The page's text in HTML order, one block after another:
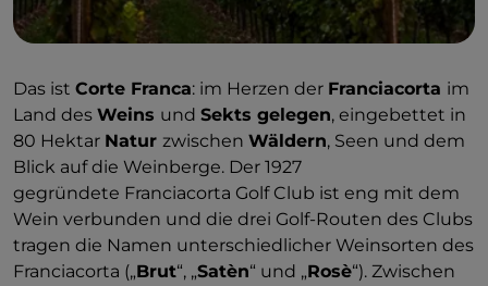
Das ist Corte Franca: im Herzen der Franciacorta im
Land des Weins und Sekts gelegen, eingebettet in
80 Hektar Natur zwischen Wäldern, Seen und dem
Blick auf die Weinberge. Der 1927
gegründete Franciacorta Golf Club ist eng mit dem
Wein verbunden und die drei Golf-Routen des Clubs
tragen die Namen unterschiedlicher Weinsorten des
Franciacorta („Brut“, „Satèn“ und „Rosè“). Zwischen